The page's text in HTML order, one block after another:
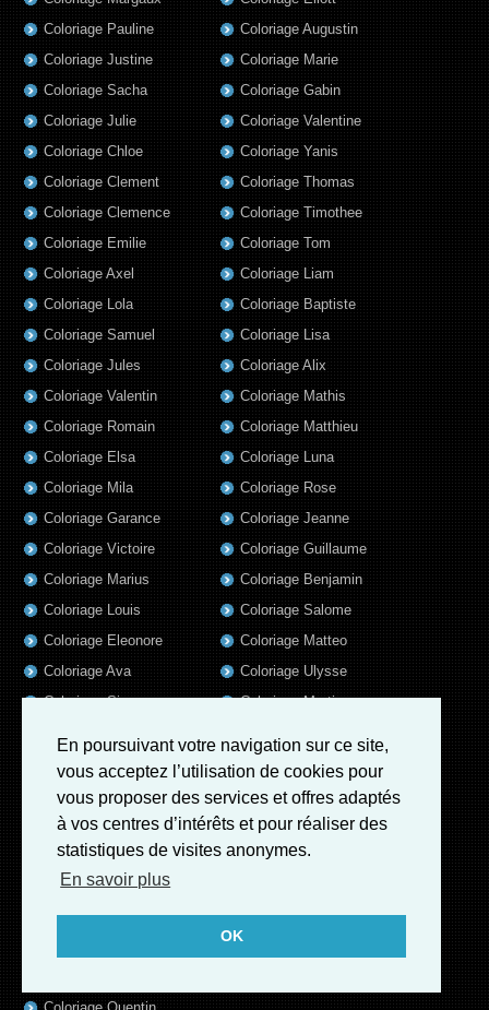
En poursuivant votre navigation sur ce site,
vous acceptez l’utilisation de cookies pour
vous proposer des services et offres adaptés
à vos centres d’intérêts et pour réaliser des
statistiques de visites anonymes.
En savoir plus
OK
Coloriage Pauline
Coloriage Justine
Coloriage Sacha
Coloriage Julie
Coloriage Chloe
Coloriage Clement
Coloriage Clemence
Coloriage Emilie
Coloriage Axel
Coloriage Lola
Coloriage Samuel
Coloriage Jules
Coloriage Valentin
Coloriage Romain
Coloriage Elsa
Coloriage Mila
Coloriage Garance
Coloriage Victoire
Coloriage Marius
Coloriage Louis
Coloriage Eleonore
Coloriage Ava
Coloriage Simon
Coloriage Nina
Coloriage Arthur
Coloriage Noe
Coloriage William
Coloriage Augustin
Coloriage Marie
Coloriage Gabin
Coloriage Valentine
Coloriage Yanis
Coloriage Thomas
Coloriage Timothee
Coloriage Tom
Coloriage Liam
Coloriage Baptiste
Coloriage Lisa
Coloriage Alix
Coloriage Mathis
Coloriage Matthieu
Coloriage Luna
Coloriage Rose
Coloriage Jeanne
Coloriage Guillaume
Coloriage Benjamin
Coloriage Salome
Coloriage Matteo
Coloriage Ulysse
Coloriage Martin
Coloriage Heloïse
Coloriage Felix
Coloriage Rayan
Coloriage Iris
Coloriage Charles